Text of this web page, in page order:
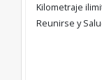
Kilometraje
Reunirse y